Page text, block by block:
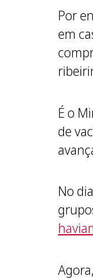
Por
em
É o
de
No